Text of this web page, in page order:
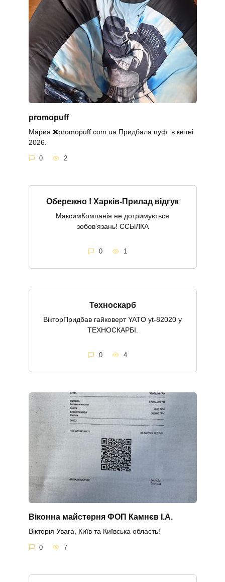
promopuff
Мария ❌promopuff.com.uа Придбала пуф в квітні
2026.
0 2
Обережно ! Харків-Прилад відгук
МаксимКомпанія не дотримується
зобов’язань! ССЫЛКА
0 1
Техноскарб
ВікторПридбав гайковерт YATO yt-82020 у
ТЕХНОСКАРБІ.
0 4
Віконна майстерня ФОП Камнєв І.А.
Вікторія Увага, Київ та Київська область!
0 7